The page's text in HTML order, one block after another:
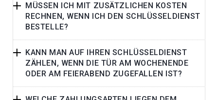
MÜSSEN ICH MIT ZUSÄTZLICHEN KOSTEN
RECHNEN, WENN ICH DEN SCHLÜSSELDIENST
BESTELLE?
KANN MAN AUF IHREN SCHLÜSSELDIENST
ZÄHLEN, WENN DIE TÜR AM WOCHENENDE
ODER AM FEIERABEND ZUGEFALLEN IST?